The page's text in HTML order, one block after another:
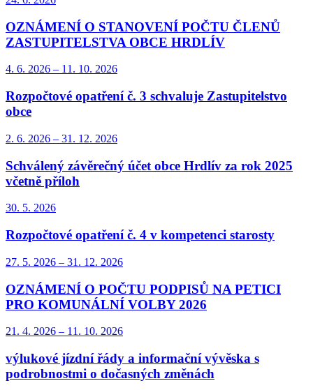
OZNÁMENÍ O STANOVENÍ POČTU ČLENŮ
ZASTUPITELSTVA OBCE HRDLÍV
4. 6. 2026 – 11. 10. 2026
Rozpočtové opatření č. 3 schvaluje Zastupitelstvo
obce
2. 6. 2026 – 31. 12. 2026
Schválený závěrečný účet obce Hrdlív za rok 2025
včetně příloh
30. 5. 2026
Rozpočtové opatření č. 4 v kompetenci starosty
27. 5. 2026 – 31. 12. 2026
OZNÁMENÍ O POČTU PODPISŮ NA PETICI
PRO KOMUNÁLNÍ VOLBY 2026
21. 4. 2026 – 11. 10. 2026
výlukové jízdní řády a informační vývěska s
podrobnostmi o dočasných změnách